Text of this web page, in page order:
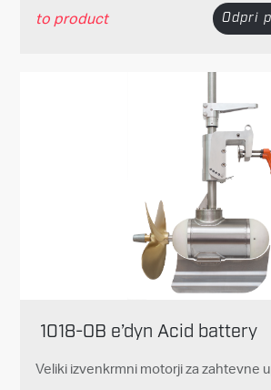
to product Odpri
1018-OB e’dyn Acid battery
Veliki izvenkrmni motorji za zahtevne